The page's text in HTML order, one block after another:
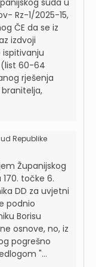
suda u
Rz-1/2025-15,
ČE da se iz
izdvoji
ispitivanju
(list 60-64
rješenja
Republike
Županijskog
točke 6.
DD za uvjetni
podnio
Borisu
osnove, no, iz
pogrešno
"…